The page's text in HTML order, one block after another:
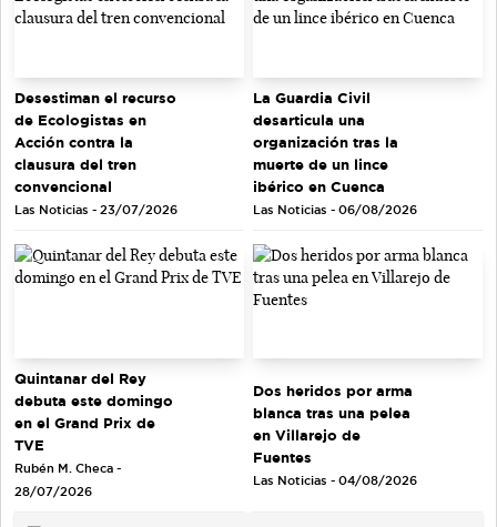
Desestiman el recurso
de Ecologistas en
Acción contra la
clausura del tren
convencional
Las Noticias - 23/07/2026
La Guardia Civil
desarticula una
organización tras la
muerte de un lince
ibérico en Cuenca
Las Noticias - 06/08/2026
Quintanar del Rey
debuta este domingo
en el Grand Prix de
TVE
Rubén M. Checa -
28/07/2026
Dos heridos por arma
blanca tras una pelea
en Villarejo de
Fuentes
Las Noticias - 04/08/2026